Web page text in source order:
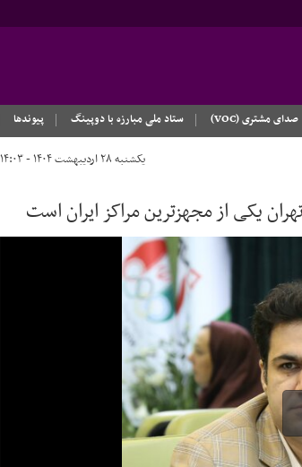
صدای مشتری (VOC) ستاد ملی مبارزه با دوپینگ پیوندها
یکشنبه ۲۸ اردیبهشت ۱۴۰۴ - ۱۴:۰۳
یکی از مجهزترین مراکز ایران است